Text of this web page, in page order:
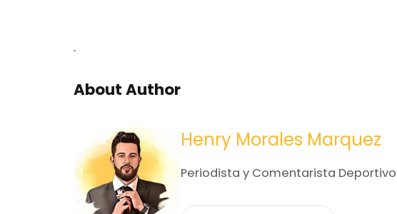
.
About Author
Henry Morales Marquez
Periodista y Comentarista Deportivo